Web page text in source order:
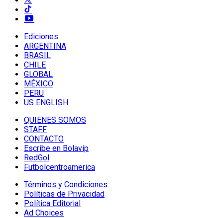
Ediciones
ARGENTINA
BRASIL
CHILE
GLOBAL
MÉXICO
PERU
US ENGLISH
QUIENES SOMOS
STAFF
CONTACTO
Escribe en Bolavip
RedGol
Futbolcentroamerica
Términos y Condiciones
Políticas de Privacidad
Política Editorial
Ad Choices